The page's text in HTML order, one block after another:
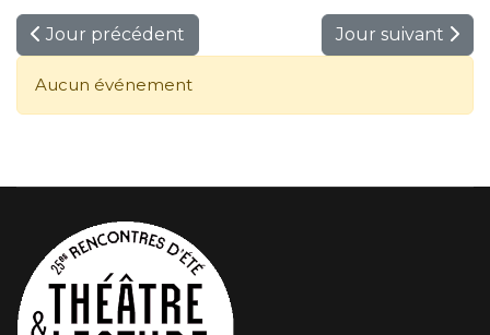
Jour précédent Jour suivant
Aucun événement